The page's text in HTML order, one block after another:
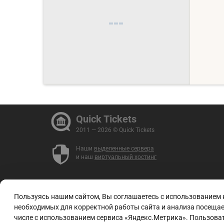
Quick Tickets
2011 — 2026 © Quick Tickets
Наши выделенные сервера
и наш виртуальный хостинг
Пользуясь нашим сайтом, Вы соглашаетесь с
необходимых для корректной работы сайта и анализа
числе с использованием сервиса «Яндекс.Метрика».